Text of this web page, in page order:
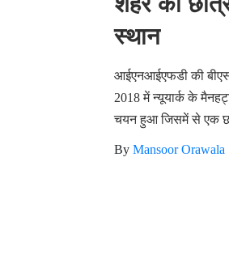
स्थान
आईएनआईएफडी की
2018 में न्यूयार्क के
चयन हुआ जिसमें से एक
By Mansoor Orawala